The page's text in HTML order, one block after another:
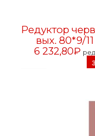
Редуктор
вых. 80*9/
6 232,80₽